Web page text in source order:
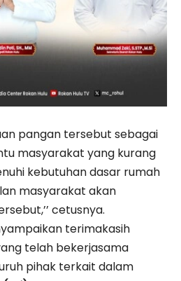
pangan tersebut sebagai
masyarakat yang kurang
kebutuhan dasar rumah
masyarakat akan
cetusnya.
terimakasih
telah bekerjasama
pihak terkait dalam